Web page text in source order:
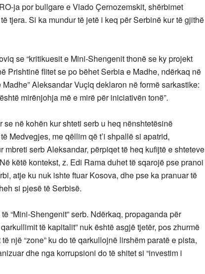
ja por bullgare e Vlado Çernozemskit, shërbimet
tjera. Si ka mundur të jetë i keq për Serbinë kur të gjithë
se “kritikuesit e Mini-Shengenit thonë se ky projekt
Prishtinë flitet se po bëhet Serbia e Madhe, ndërkaq në
Aleksandar Vuçiq deklaron në formë sarkastike:
mirënjohja më e mirë për iniciativën tonë”.
në kohën kur shteti serb u heq nënshtetësinë
Medvegjes, me qëllim që t’i shpallë si apatrid,
serb Aleksandar, përpiqet të heq kufijtë e shteteve
këtë kontekst, z. Edi Rama duhet të sqarojë pse pranoi
atje ku nuk ishte ftuar Kosova, dhe pse ka pranuar të
si pjesë të Serbisë.
“Mini-Shengenit” serb. Ndërkaq, propaganda për
të kapitalit” nuk është asgjë tjetër, pos zhurmë
një “zone” ku do të qarkullojnë lirshëm paratë e pista,
dhe nga korrupsioni do të shitet si “investim i